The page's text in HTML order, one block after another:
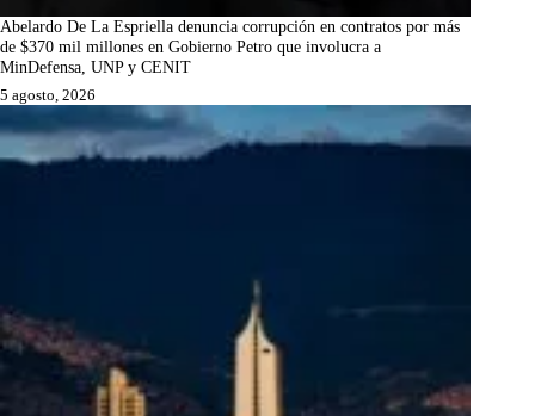
Abelardo De La Espriella denuncia corrupción en contratos por más
de $370 mil millones en Gobierno Petro que involucra a
MinDefensa, UNP y CENIT
5 agosto, 2026